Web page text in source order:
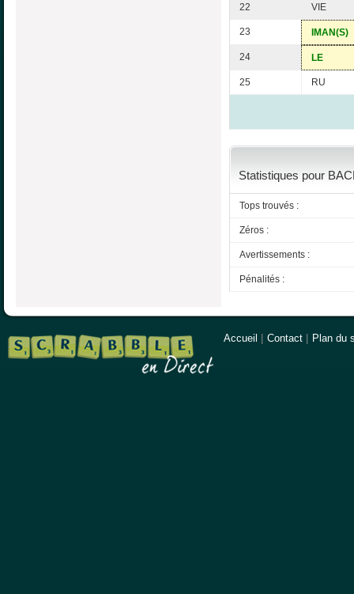
22 VIE
23 IMAN(S)
24 LE
25 RU
Statistiques pour
Tops trouvés :
Zéros :
Avertissements :
Pénalités :
Accueil Contact Plan du